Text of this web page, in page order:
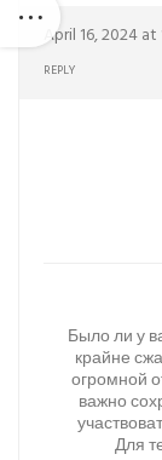
April 16, 2024 at
REPLY
Было ли у
крайне
огромной
важно
Для